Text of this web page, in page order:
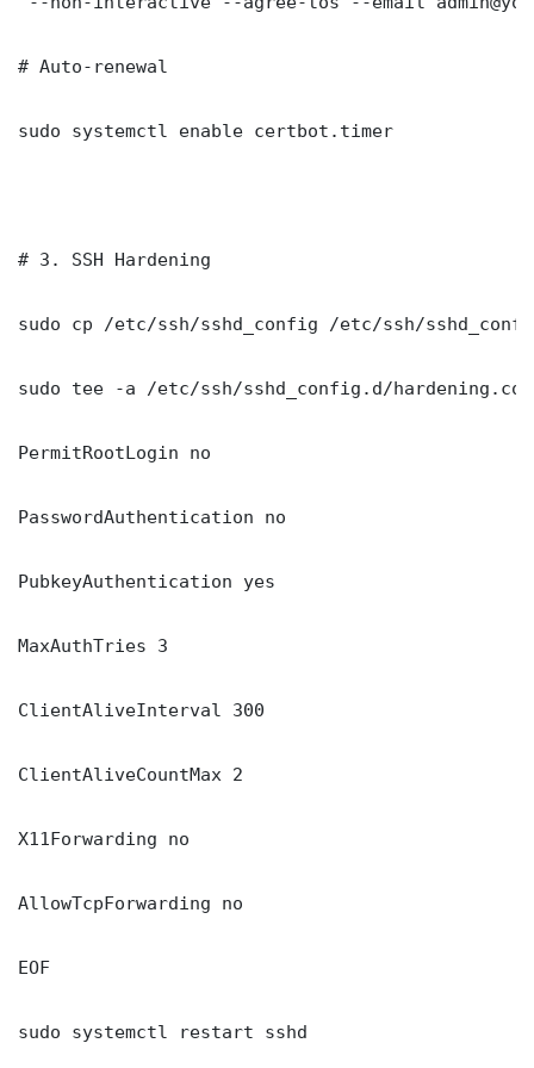
# Auto-renewal
sudo systemctl enable certbot.timer
# 3. SSH Hardening
sudo cp /etc/ssh/sshd_config /etc/ssh/
sudo tee -a /etc/ssh/sshd_config.d/
PermitRootLogin no
PasswordAuthentication no
PubkeyAuthentication yes
MaxAuthTries 3
ClientAliveInterval 300
ClientAliveCountMax 2
X11Forwarding no
AllowTcpForwarding no
EOF
sudo systemctl restart sshd